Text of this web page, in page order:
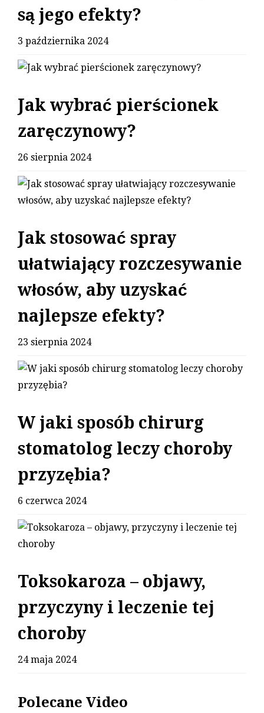
są jego efekty?
3 października 2024
Jak wybrać pierścionek
zaręczynowy?
26 sierpnia 2024
Jak stosować spray
ułatwiający rozczesywanie
włosów, aby uzyskać
najlepsze efekty?
23 sierpnia 2024
W jaki sposób chirurg
stomatolog leczy choroby
przyzębia?
6 czerwca 2024
Toksokaroza – objawy,
przyczyny i leczenie tej
choroby
24 maja 2024
Polecane Video